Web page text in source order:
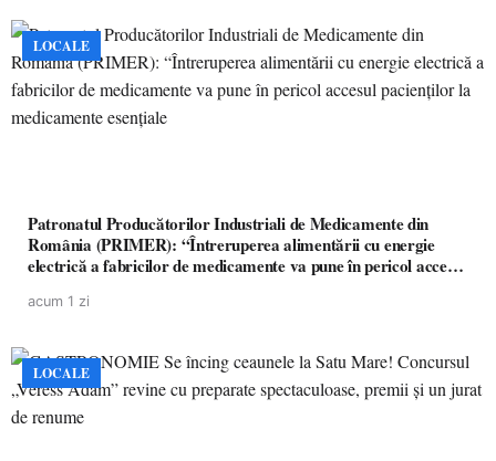
LOCALE
Patronatul Producătorilor Industriali de Medicamente din
România (PRIMER): “Întreruperea alimentării cu energie
electrică a fabricilor de medicamente va pune în pericol accesul
acum 1 zi
LOCALE